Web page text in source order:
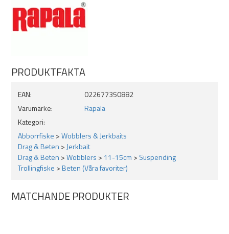
Mav är utrustad med sylvassa trekrokar ur VMCs 75-serie.
Tips!laborera med antalet krokar, gods och storlek för att ge betet
Vikt: 14g
Oregelbundet rörelsemönster
Suspending = Svävande
Lättfiskat. Sticker ut åt sidorna vid jerk
3D High Quality Finish
MaxCast System = långa kast
Kraftfulla och slitstarka fjäderringar
PRODUKTFAKTA
EAN:
022677350882
Varumärke:
Rapala
Kategori:
Abborrfiske >Wobblers & Jerkbaits
Drag & Beten >Jerkbait
Drag & Beten >Wobblers > 11-15cm > Suspending
Trollingfiske >Beten (Våra favoriter)
MATCHANDE PRODUKTER